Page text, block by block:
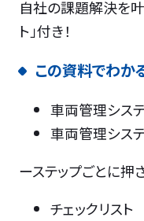
自社の課題解決を叶
ト」付き！
この資料でわか
車両管理シス
車両管理シス
ーステップごとに押
チェックリスト